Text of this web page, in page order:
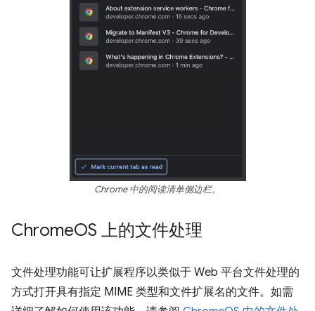
Chrome 中的阅读清单侧边栏。
ChromeOS 上的文件处理
文件处理功能可让扩展程序以类似于 Web 平台文件处理的
方式打开具有指定 MIME 类型和文件扩展名的文件。如需